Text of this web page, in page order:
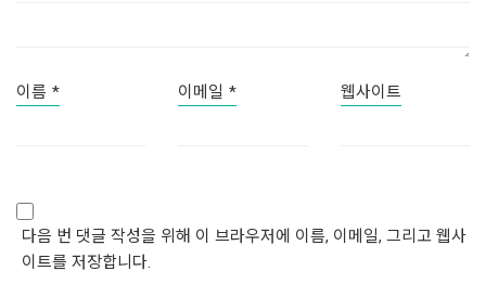
이름 * 이메일 * 웹사이트
다음 번 댓글 작성을 위해 이 브라우저에 이름, 이메일, 그리고 웹사
이트를 저장합니다.